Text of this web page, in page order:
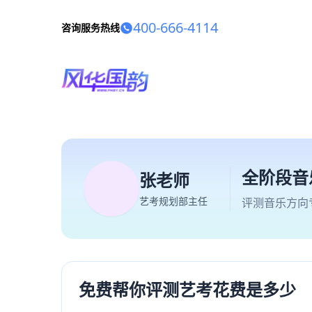
咨询服务热线 400-666-4114
张老师
艺考规划部主任
全阶段
评测音乐方
免费帮你评测艺考花费是多少